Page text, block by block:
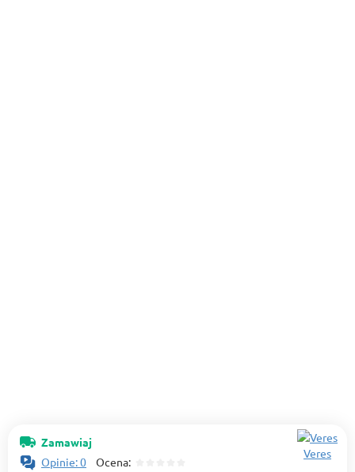
Zamawiaj
Opinie: 0 Ocena:
Veres